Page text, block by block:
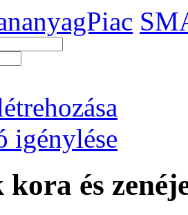
igénylése
és